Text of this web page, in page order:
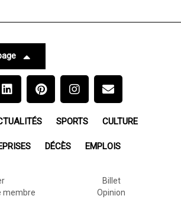
SPORTS CULTURE
DÉCÈS EMPLOIS
membre
Billet
Opinion